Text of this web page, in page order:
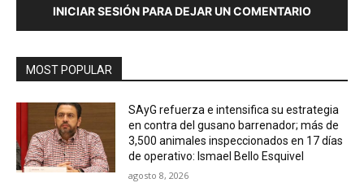
INICIAR SESIÓN PARA DEJAR UN COMENTARIO
MOST POPULAR
SAyG refuerza e intensifica su estrategia
en contra del gusano barrenador; más de
3,500 animales inspeccionados en 17 días
de operativo: Ismael Bello Esquivel
agosto 8, 2026